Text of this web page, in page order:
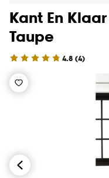
Kant En
Taupe
4.8 (4)